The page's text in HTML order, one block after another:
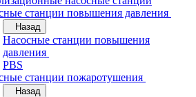
станции повышения давления
Назад
Насосные станции повышения
давления
PBS
станции пожаротушения
Назад